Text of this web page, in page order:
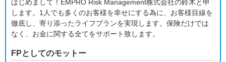
はじめまして！EMPRO Risk Management株式会社の鈴木と申
します。1人でも多くのお客様を幸せにする為に、お客様目線を
徹底し、寄り添ったライフプランを実現します。保険だけでは
なく、お金に関する全てをサポート致します。
FPとしてのモットー